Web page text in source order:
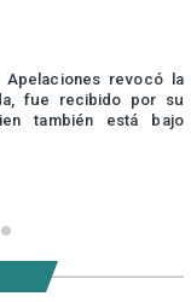
revocó la
fue recibido por su
también está bajo